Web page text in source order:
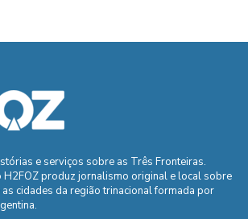
e serviços sobre as Três Fronteiras.
H2FOZ produz jornalismo original e local sobre
as cidades da região trinacional formada por